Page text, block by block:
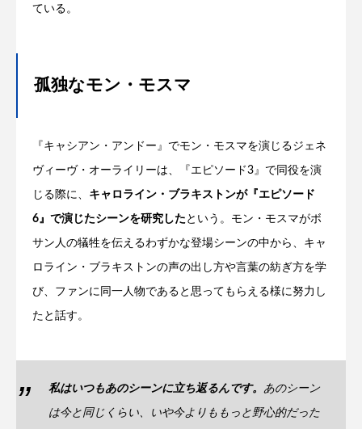
ている。
孤独なモン・モスマ
『キャシアン・アンドー』でモン・モスマを演じるジェネ
ヴィーヴ・オーライリーは、『エピソード3』で同役を演
じる際に、 キャロライン・ブラキストンが『エピソード
6』で演じたシーンを研究した という。モン・モスマがボ
サン人の犠牲を伝えるわずかな登場シーンの中から、キャ
ロライン・ブラキストンの声の出し方や言葉の紡ぎ方を学
び、ファンに同一人物であると思ってもらえる様に努力し
たと話す。
私はいつもあのシーンに立ち返るんです。 あのシーン
は今と同じくらい、いや今よりももっと野心的だった